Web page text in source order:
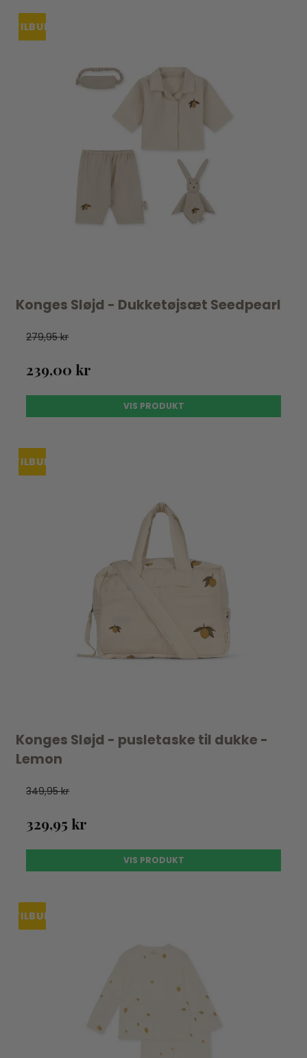
TILBUD
Konges Sløjd - Dukketøjsæt Seedpearl
279,95 kr
239,00 kr
VIS PRODUKT
TILBUDUDSOLGT
Konges Sløjd - pusletaske til dukke -
Lemon
349,95 kr
329,95 kr
VIS PRODUKT
TILBUDUDSOLGT